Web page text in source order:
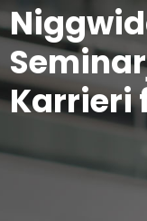
Karrieri